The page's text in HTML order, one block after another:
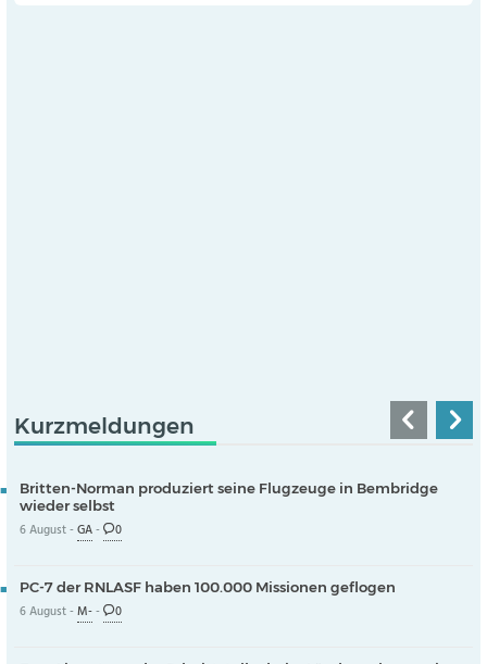
Kurzmeldungen
Britten-Norman produziert seine Flugzeuge in Bembridge
wieder selbst
6 August -GA- 0
PC-7 der RNLASF haben 100.000 Missionen geflogen
6 August -M-- 0